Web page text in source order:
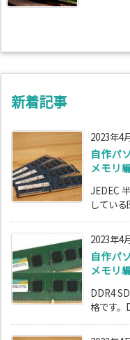
新着記事
2023年4
自作パ
メモリ編
JEDEC
している
2023年4
自作パ
メモリ編
DDR4
格です。